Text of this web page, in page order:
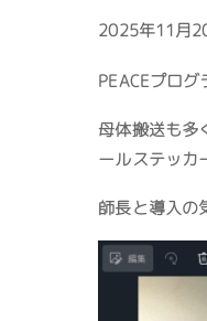
2025年11月
PEACEプロ
母体搬送も多
ールステッカ
師長と導入の